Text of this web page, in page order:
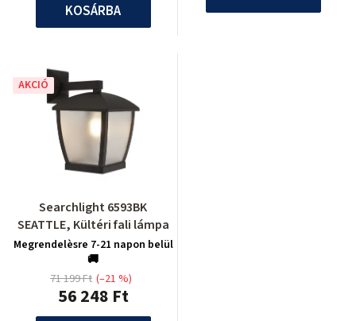
KOSÁRBA
AKCIÓ
Searchlight 6593BK
SEATTLE, Kültéri fali lámpa
Megrendelèsre 7-21 napon belül
🚚
56 248 Ft
71 199 Ft (–21 %)